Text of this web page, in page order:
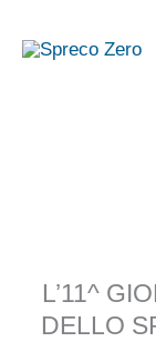
L’11^
DELLO